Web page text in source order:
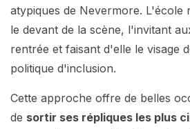
atypiques de Nevermore. L'école
le devant de la scène, l'invitant
rentrée et faisant d'elle le visage
politique d'inclusion.
Cette approche offre de belles
de sortir ses répliques les plus